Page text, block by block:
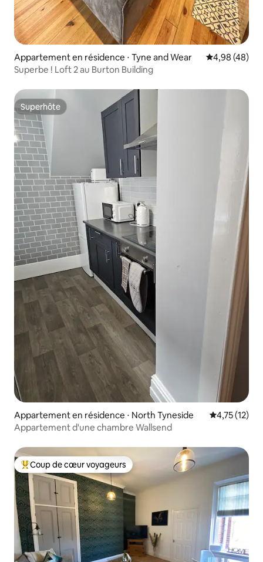
Appartement en résidence ⋅ Tyne and Wear Évaluation
4,98 (48)
Superbe ! Loft 2 au Burton Building
Superhôte
Superhôte
Appartement en résidence ⋅ North Tyneside Évaluation
4,75 (12)
Appartement d'une chambre Wallsend
Coups de cœur voyageurs les plus appréciés
Coup de cœur voyageurs